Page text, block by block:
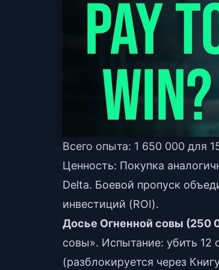
Всего опыта: 1 650 000 для
Ценность: Покупка
Delta. Боевой пропуск
инвестиций (ROI).
Досье Огненной совы (250
совы». Испытание: убить 12
(разблокируется через